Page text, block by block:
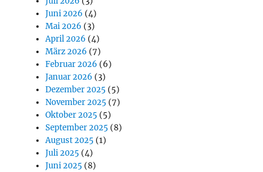
Juni 2026 (4)
Mai 2026 (3)
April 2026 (4)
März 2026 (7)
Februar 2026 (6)
Januar 2026 (3)
Dezember 2025 (5)
November 2025 (7)
Oktober 2025 (5)
September 2025 (8)
August 2025 (1)
Juli 2025 (4)
Juni 2025 (8)